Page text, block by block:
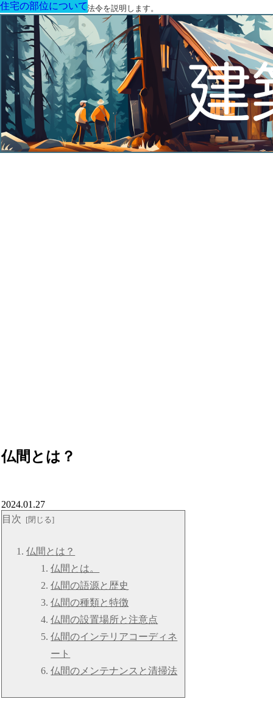
建築に関する用語と関連法令を説明します。
仏間とは？
住宅の部位について
2024.01.27
目次
仏間とは？
仏間とは。
仏間の語源と歴史
仏間の種類と特徴
仏間の設置場所と注意点
仏間のインテリアコーディネ
ート
仏間のメンテナンスと清掃法
住宅の部位について
住宅の部位について
住宅の部位について
住宅の部位について
住宅の部位について
住宅の部位について